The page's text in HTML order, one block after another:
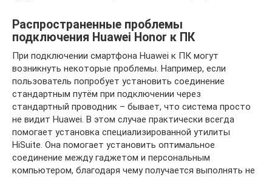
Распространенные проблемы
подключения Huawei Honor к ПК
При подключении смартфона Huawei к ПК могут
возникнуть некоторые проблемы. Например, если
пользователь попробует установить соединение
стандартным путём при подключении через
стандартный проводник – бывает, что система просто
не видит Huawei. В этом случае практически всегда
помогает установка специализированной утилиты
HiSuite. Она помогает установить оптимальное
соединение между гаджетом и персональным
компьютером, благодаря чему получается выполнять не